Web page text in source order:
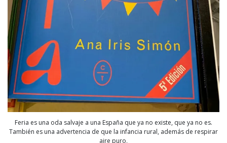
Feria es una oda salvaje a una España que ya no existe, que ya no es.
También es una advertencia de que la infancia rural, además de respirar
aire puro,